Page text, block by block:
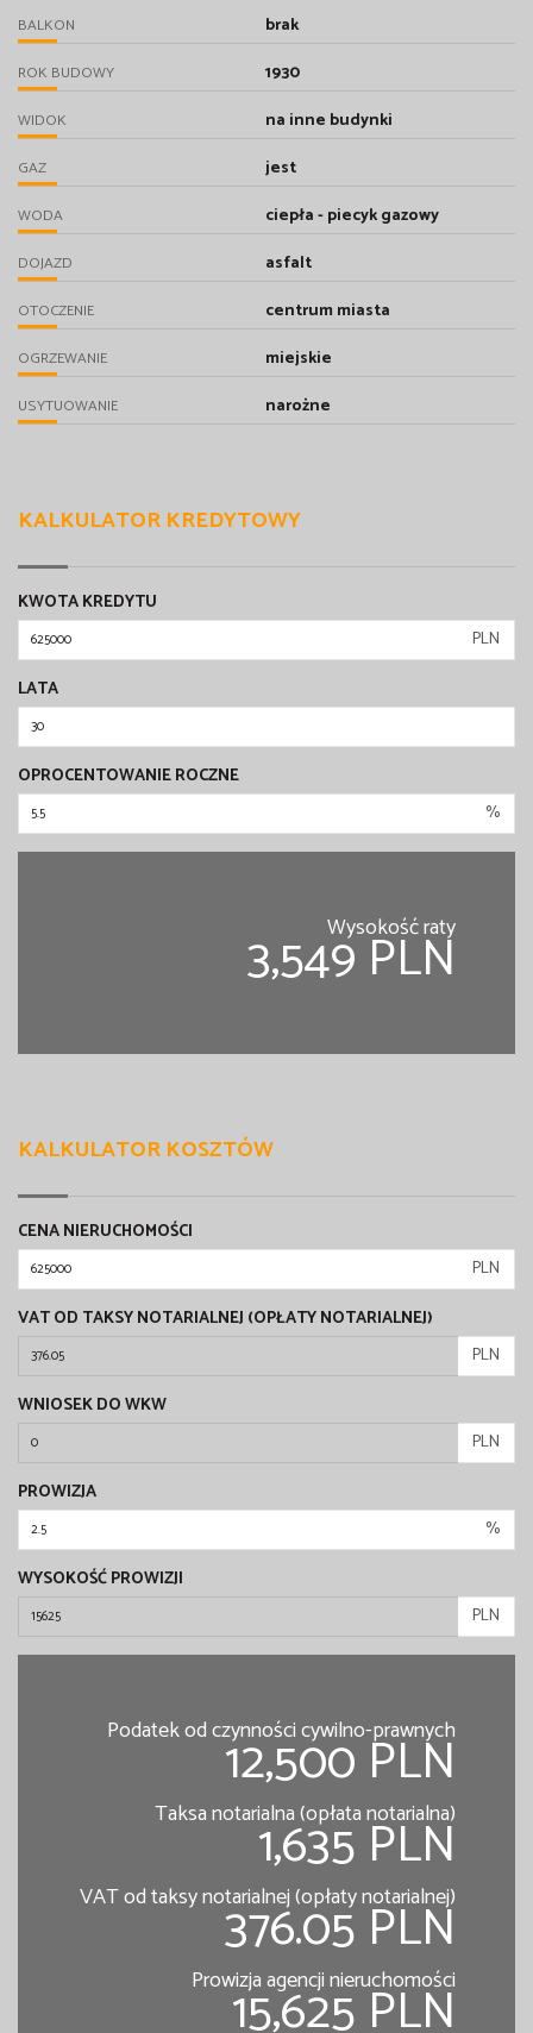
BALKON brak
ROK BUDOWY 1930
WIDOK na inne budynki
GAZ jest
WODA ciepła - piecyk gazowy
DOJAZD asfalt
OTOCZENIE centrum miasta
OGRZEWANIE miejskie
USYTUOWANIE narożne
KALKULATOR KREDYTOWY
KWOTA KREDYTU
PLN
LATA
OPROCENTOWANIE ROCZNE
%
Wysokość raty
3,549 PLN
KALKULATOR KOSZTÓW
CENA NIERUCHOMOŚCI
PLN
VAT OD TAKSY NOTARIALNEJ (OPŁATY NOTARIALNEJ)
PLN
WNIOSEK DO WKW
PLN
PROWIZJA
%
WYSOKOŚĆ PROWIZJI
PLN
Podatek od czynności cywilno-prawnych
12,500 PLN
Taksa notarialna (opłata notarialna)
1,635 PLN
VAT od taksy notarialnej (opłaty notarialnej)
376.05 PLN
Prowizja agencji nieruchomości
15,625 PLN